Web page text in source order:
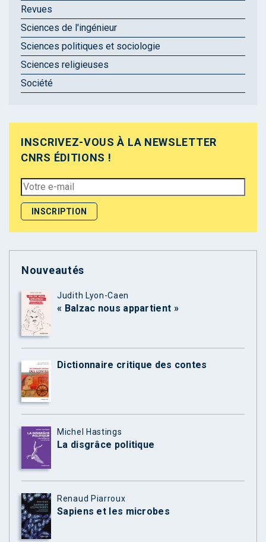
Revues
Sciences de l'ingénieur
Sciences politiques et sociologie
Sciences religieuses
Société
INSCRIVEZ-VOUS À LA NEWSLETTER
CNRS ÉDITIONS !
Nouveautés
Judith Lyon-Caen
« Balzac nous appartient »
Dictionnaire critique des contes
Michel Hastings
La disgrâce politique
Renaud Piarroux
Sapiens et les microbes